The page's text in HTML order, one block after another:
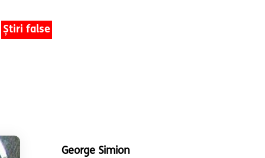
Știri false
George Simion